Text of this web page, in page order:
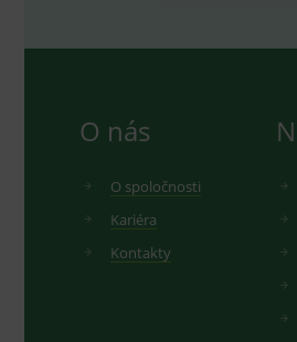
O nás
O spoločnosti
Kariéra
Kontakty